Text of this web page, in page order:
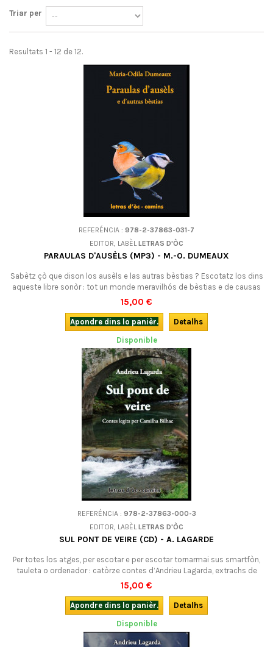
Triar per
Resultats 1 - 12 de 12.
REFERÉNCIA : 978-2-37863-031-7
EDITOR, LABÈLLETRAS D'ÒC
PARAULAS D'AUSÈLS (MP3) - M.-O. DUMEAUX
Sabètz çò que dison los ausèls e las autras bèstias ? Escotatz los dins
aqueste libre sonòr : tot un monde meravilhós de bèstias e de causas
que parlan, devisan e cantan en bona lenga d’òc, dins d’istorietas, de
mimologismes, de contes e de comptinas. Per pichons e bèls, un libre
sonòr en occitan (mp3).
15,00 €
Apondre dins lo panièr.
Detalhs
Disponible
REFERÉNCIA : 978-2-37863-000-3
EDITOR, LABÈLLETRAS D'ÒC
SUL PONT DE VEIRE (CD) - A. LAGARDE
Per totes los atges, per escotar e per escotar tornarmai sus smartfòn,
tauleta o ordenador : catòrze contes d’Andrieu Lagarda, extrachs de
son grand recuèlh Les Secrèts de las bèstias e legits per Camille
Bilhac.En occitan.
15,00 €
Apondre dins lo panièr.
Detalhs
Disponible